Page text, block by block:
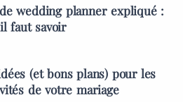
wedding planner expliqué :
faut savoir
(et bons plans) pour les
de votre mariage